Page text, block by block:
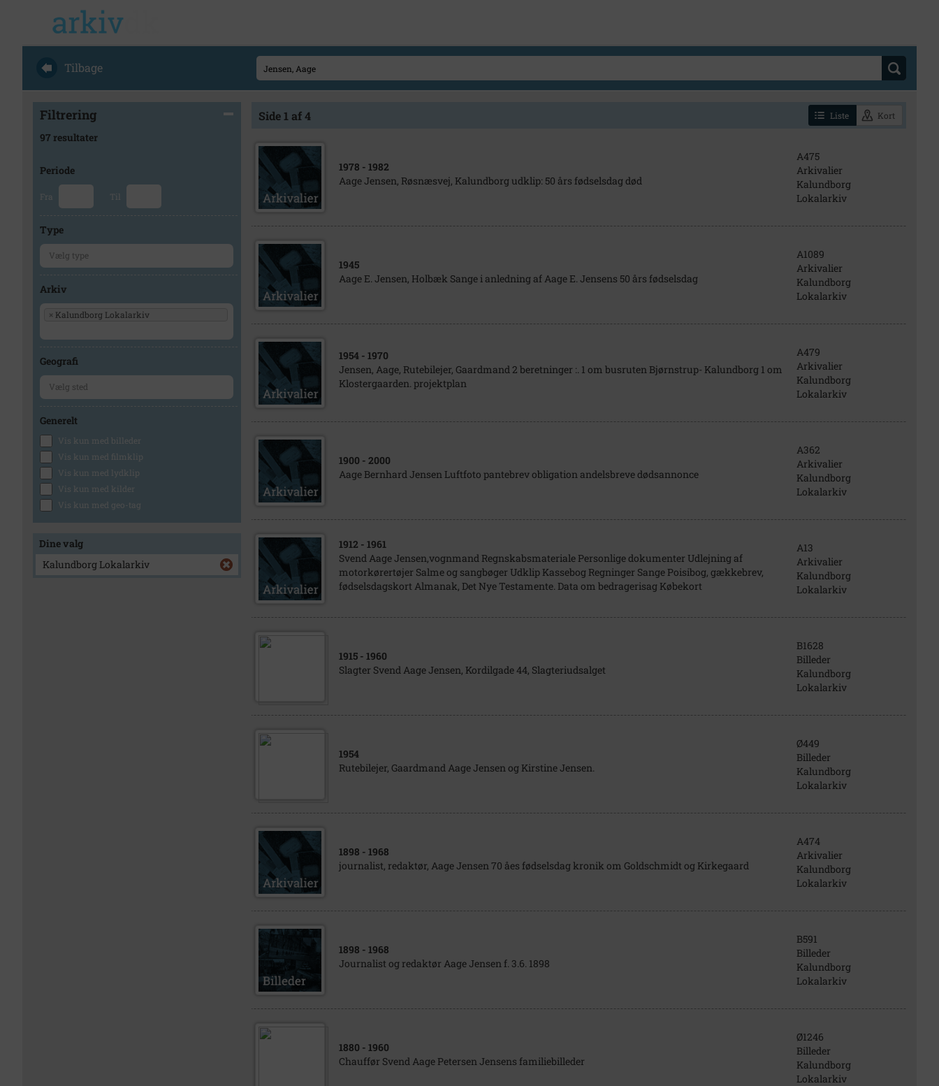
Tilbage
Filtrering
97 resultater
Periode
Fra Til
Type
Arkiv
× Kalundborg Lokalarkiv
Geografi
Generelt
Vis kun med billeder
Vis kun med filmklip
Vis kun med lydklip
Vis kun med kilder
Vis kun med geo-tag
Dine valg
Kalundborg Lokalarkiv
Side 1 af 4 Liste Kort
1978 - 1982
Aage Jensen, Røsnæsvej, Kalundborg udklip: 50 års fødselsdag død
A475
Arkivalier
Kalundborg
Lokalarkiv
1945
Aage E. Jensen, Holbæk Sange i anledning af Aage E. Jensens 50 års fødselsdag
A1089
Arkivalier
Kalundborg
Lokalarkiv
1954 - 1970
Jensen, Aage, Rutebilejer, Gaardmand 2 beretninger :. 1 om busruten Bjørnstrup- Kalundborg 1 om
Klostergaarden. projektplan
A479
Arkivalier
Kalundborg
Lokalarkiv
1900 - 2000
Aage Bernhard Jensen Luftfoto pantebrev obligation andelsbreve dødsannonce
A362
Arkivalier
Kalundborg
Lokalarkiv
1912 - 1961
Svend Aage Jensen,vognmand Regnskabsmateriale Personlige dokumenter Udlejning af
motorkørertøjer Salme og sangbøger Udklip Kassebog Regninger Sange Poisibog, gækkebrev,
fødselsdagskort Almanak, Det Nye Testamente. Data om bedragerisag Købekort
A13
Arkivalier
Kalundborg
Lokalarkiv
1915 - 1960
Slagter Svend Aage Jensen, Kordilgade 44, Slagteriudsalget
B1628
Billeder
Kalundborg
Lokalarkiv
1954
Rutebilejer, Gaardmand Aage Jensen og Kirstine Jensen.
Ø449
Billeder
Kalundborg
Lokalarkiv
1898 - 1968
journalist, redaktør, Aage Jensen 70 åes fødselsdag kronik om Goldschmidt og Kirkegaard
A474
Arkivalier
Kalundborg
Lokalarkiv
1898 - 1968
Journalist og redaktør Aage Jensen f. 3.6. 1898
B591
Billeder
Kalundborg
Lokalarkiv
1880 - 1960
Chauffør Svend Aage Petersen Jensens familiebilleder
Ø1246
Billeder
Kalundborg
Lokalarkiv